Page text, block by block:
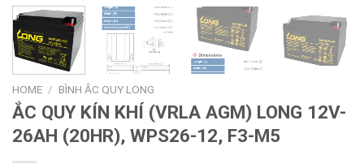
HOME / BÌNH ẮC QUY LONG
ẮC QUY KÍN KHÍ (VRLA AGM) LONG 12V-
26AH (20HR), WPS26-12, F3-M5